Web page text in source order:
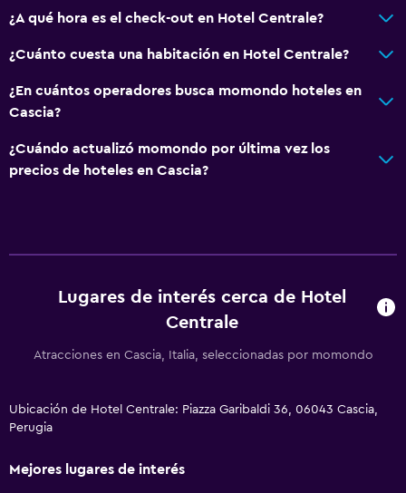
¿A qué hora es el check-out en Hotel Centrale?
¿Cuánto cuesta una habitación en Hotel Centrale?
¿En cuántos operadores busca momondo hoteles en
Cascia?
¿Cuándo actualizó momondo por última vez los
precios de hoteles en Cascia?
Lugares de interés cerca de Hotel
Centrale
Atracciones en Cascia, Italia, seleccionadas por momondo
Ubicación de Hotel Centrale: Piazza Garibaldi 36, 06043 Cascia,
Perugia
Mejores lugares de interés